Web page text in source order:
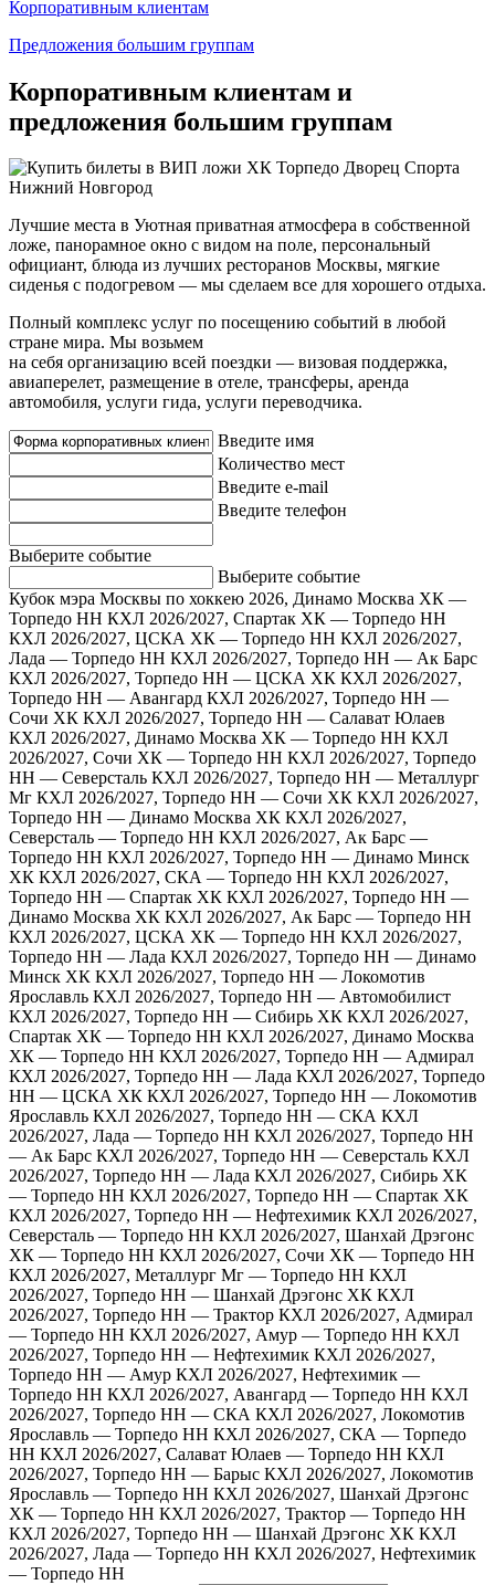
Корпоративным клиентам
Предложения большим группам
Корпоративным клиентам и
предложения большим группам
Лучшие места в Уютная приватная атмосфера в собственной
ложе, панорамное окно с видом на поле, персональный
официант, блюда из лучших ресторанов Москвы, мягкие
сиденья с подогревом — мы сделаем все для хорошего отдыха.
Полный комплекс услуг по посещению событий в любой
стране мира. Мы возьмем
на себя организацию всей поездки — визовая поддержка,
авиаперелет, размещение в отеле, трансферы, аренда
автомобиля, услуги гида, услуги переводчика.
Введите имя
Количество мест
Введите e-mail
Введите телефон
Выберите событие
Выберите событие
Кубок мэра Москвы по хоккею 2026, Динамо Москва ХК —
Торпедо НН КХЛ 2026/2027, Спартак ХК — Торпедо НН
КХЛ 2026/2027, ЦСКА ХК — Торпедо НН КХЛ 2026/2027,
Лада — Торпедо НН КХЛ 2026/2027, Торпедо НН — Ак Барс
КХЛ 2026/2027, Торпедо НН — ЦСКА ХК КХЛ 2026/2027,
Торпедо НН — Авангард КХЛ 2026/2027, Торпедо НН —
Сочи ХК КХЛ 2026/2027, Торпедо НН — Салават Юлаев
КХЛ 2026/2027, Динамо Москва ХК — Торпедо НН КХЛ
2026/2027, Сочи ХК — Торпедо НН КХЛ 2026/2027, Торпедо
НН — Северсталь КХЛ 2026/2027, Торпедо НН — Металлург
Мг КХЛ 2026/2027, Торпедо НН — Сочи ХК КХЛ 2026/2027,
Торпедо НН — Динамо Москва ХК КХЛ 2026/2027,
Северсталь — Торпедо НН КХЛ 2026/2027, Ак Барс —
Торпедо НН КХЛ 2026/2027, Торпедо НН — Динамо Минск
ХК КХЛ 2026/2027, СКА — Торпедо НН КХЛ 2026/2027,
Торпедо НН — Спартак ХК КХЛ 2026/2027, Торпедо НН —
Динамо Москва ХК КХЛ 2026/2027, Ак Барс — Торпедо НН
КХЛ 2026/2027, ЦСКА ХК — Торпедо НН КХЛ 2026/2027,
Торпедо НН — Лада КХЛ 2026/2027, Торпедо НН — Динамо
Минск ХК КХЛ 2026/2027, Торпедо НН — Локомотив
Ярославль КХЛ 2026/2027, Торпедо НН — Автомобилист
КХЛ 2026/2027, Торпедо НН — Сибирь ХК КХЛ 2026/2027,
Спартак ХК — Торпедо НН КХЛ 2026/2027, Динамо Москва
ХК — Торпедо НН КХЛ 2026/2027, Торпедо НН — Адмирал
КХЛ 2026/2027, Торпедо НН — Лада КХЛ 2026/2027, Торпедо
НН — ЦСКА ХК КХЛ 2026/2027, Торпедо НН — Локомотив
Ярославль КХЛ 2026/2027, Торпедо НН — СКА КХЛ
2026/2027, Лада — Торпедо НН КХЛ 2026/2027, Торпедо НН
— Ак Барс КХЛ 2026/2027, Торпедо НН — Северсталь КХЛ
2026/2027, Торпедо НН — Лада КХЛ 2026/2027, Сибирь ХК
— Торпедо НН КХЛ 2026/2027, Торпедо НН — Спартак ХК
КХЛ 2026/2027, Торпедо НН — Нефтехимик КХЛ 2026/2027,
Северсталь — Торпедо НН КХЛ 2026/2027, Шанхай Дрэгонс
ХК — Торпедо НН КХЛ 2026/2027, Сочи ХК — Торпедо НН
КХЛ 2026/2027, Металлург Мг — Торпедо НН КХЛ
2026/2027, Торпедо НН — Шанхай Дрэгонс ХК КХЛ
2026/2027, Торпедо НН — Трактор КХЛ 2026/2027, Адмирал
— Торпедо НН КХЛ 2026/2027, Амур — Торпедо НН КХЛ
2026/2027, Торпедо НН — Нефтехимик КХЛ 2026/2027,
Торпедо НН — Амур КХЛ 2026/2027, Нефтехимик —
Торпедо НН КХЛ 2026/2027, Авангард — Торпедо НН КХЛ
2026/2027, Торпедо НН — СКА КХЛ 2026/2027, Локомотив
Ярославль — Торпедо НН КХЛ 2026/2027, СКА — Торпедо
НН КХЛ 2026/2027, Салават Юлаев — Торпедо НН КХЛ
2026/2027, Торпедо НН — Барыс КХЛ 2026/2027, Локомотив
Ярославль — Торпедо НН КХЛ 2026/2027, Шанхай Дрэгонс
ХК — Торпедо НН КХЛ 2026/2027, Трактор — Торпедо НН
КХЛ 2026/2027, Торпедо НН — Шанхай Дрэгонс ХК КХЛ
2026/2027, Лада — Торпедо НН КХЛ 2026/2027, Нефтехимик
— Торпедо НН